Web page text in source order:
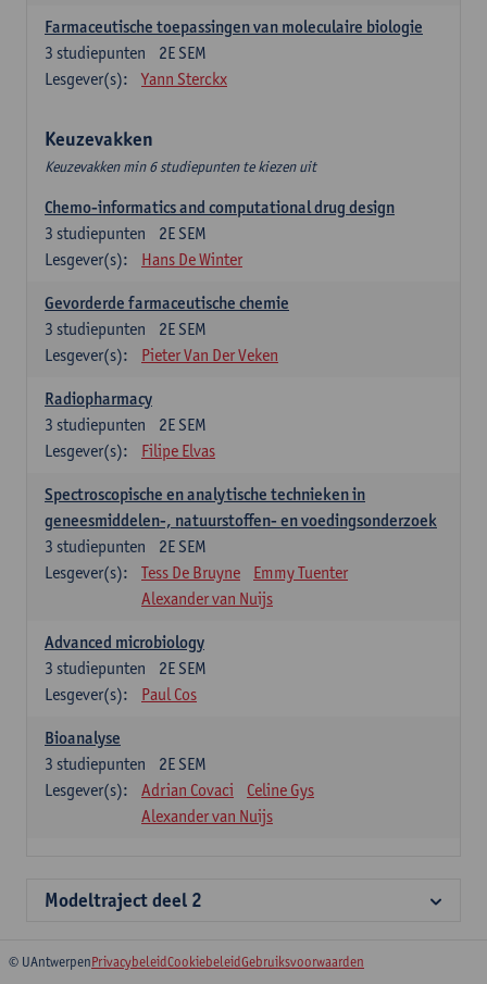
Farmaceutische toepassingen van moleculaire biologie
2E SEM
3 studiepunten
Lesgever(s):
Yann Sterckx
Keuzevakken
Keuzevakken min 6 studiepunten te kiezen uit
Chemo-informatics and computational drug design
2E SEM
3 studiepunten
Lesgever(s):
Hans De Winter
Gevorderde farmaceutische chemie
2E SEM
3 studiepunten
Lesgever(s):
Pieter Van Der Veken
Radiopharmacy
2E SEM
3 studiepunten
Lesgever(s):
Filipe Elvas
Spectroscopische en analytische technieken in
geneesmiddelen-, natuurstoffen- en voedingsonderzoek
2E SEM
3 studiepunten
Lesgever(s):
Tess De Bruyne
Emmy Tuenter
Alexander van Nuijs
Advanced microbiology
2E SEM
3 studiepunten
Lesgever(s):
Paul Cos
Bioanalyse
2E SEM
3 studiepunten
Lesgever(s):
Adrian Covaci
Celine Gys
Alexander van Nuijs
Modeltraject deel 2
© UAntwerpenPrivacybeleidCookiebeleidGebruiksvoorwaarden